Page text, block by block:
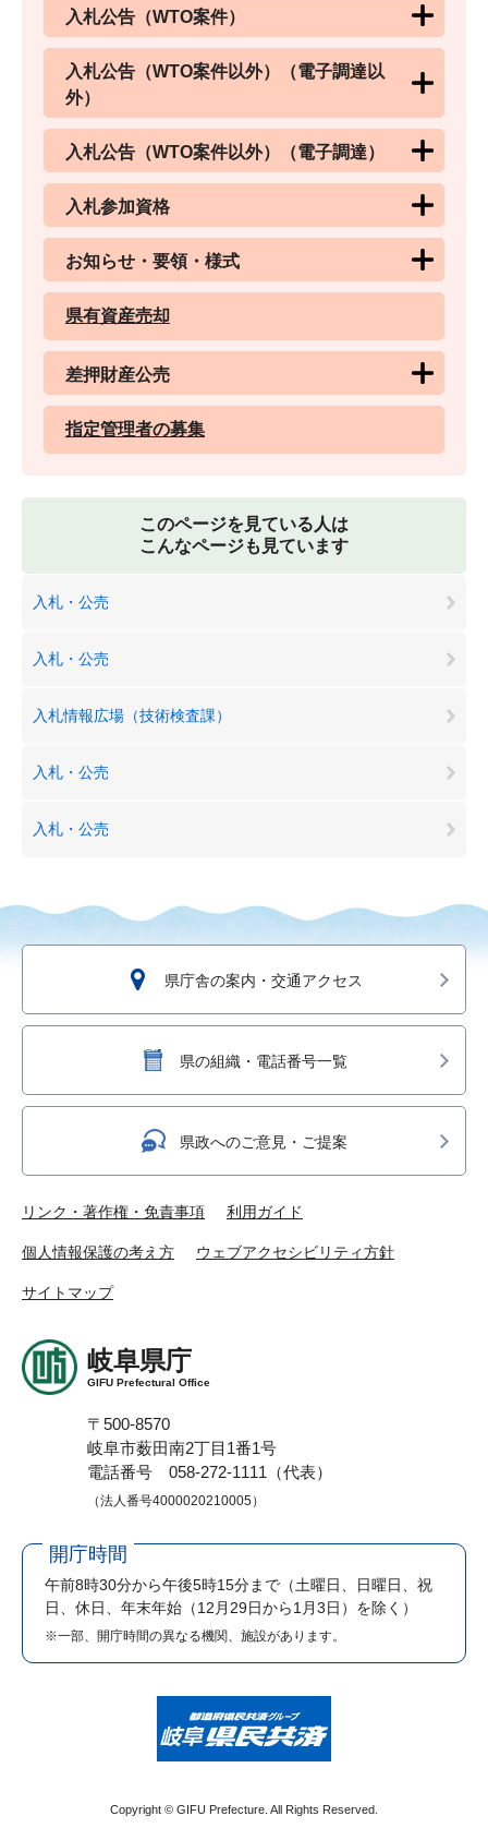
入札公告（WTO案件）
入札公告（WTO案件以外）（電子調達以
外）
入札公告（WTO案件以外）（電子調達）
入札参加資格
お知らせ・要領・様式
県有資産売却
差押財産公売
指定管理者の募集
このページを見ている人は
こんなページも見ています
入札・公売
入札・公売
入札情報広場（技術検査課）
入札・公売
入札・公売
県庁舎の案内・交通アクセス
県の組織・電話番号一覧
県政へのご意見・ご提案
リンク・著作権・免責事項 利用ガイド
個人情報保護の考え方 ウェブアクセシビリティ方針
サイトマップ
岐阜県庁
GIFU Prefectural Office
〒500-8570
岐阜市薮田南2丁目1番1号
電話番号 058-272-1111（代表）
（法人番号4000020210005）
開庁時間
午前8時30分から午後5時15分まで （土曜日、日曜日、祝
日、休日、年末年始（12月29日から1月3日）を除く）
※一部、開庁時間の異なる機関、施設があります。
Copyright © GIFU Prefecture. All Rights Reserved.